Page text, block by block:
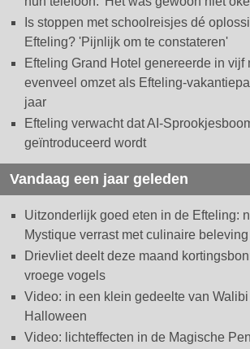
Is stoppen met schoolreisjes dé
Efteling? 'Pijnlijk om te constateren'
Efteling Grand Hotel genereerde in vijf
evenveel omzet als Efteling-
jaar
Efteling verwacht dat AI-
geïntroduceerd wordt
Vandaag een jaar geleden
Uitzonderlijk goed eten in de Efteling:
Mystique verrast met culinaire beleving
Drievliet deelt deze maand
vroege vogels
Video: in een klein gedeelte van Walibi
Halloween
Video: lichteffecten in de Magische